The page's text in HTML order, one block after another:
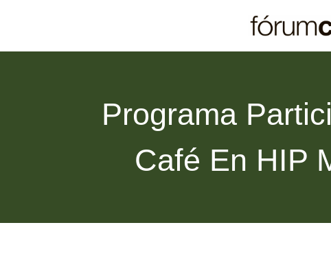
Programa
Café En HIP